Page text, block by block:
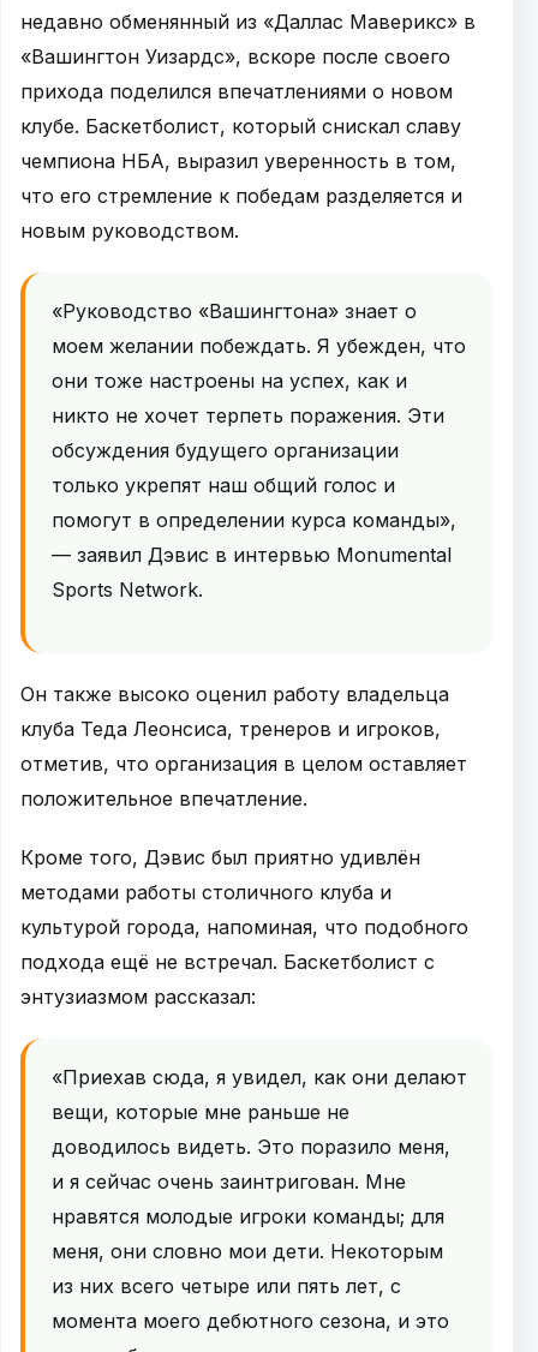
недавно обменянный из «Даллас Маверикс» в
«Вашингтон Уизардс», вскоре после своего
прихода поделился впечатлениями о новом
клубе. Баскетболист, который снискал славу
чемпиона НБА, выразил уверенность в том,
что его стремление к победам разделяется и
новым руководством.
«Руководство «Вашингтона» знает о
моем желании побеждать. Я убежден, что
они тоже настроены на успех, как и
никто не хочет терпеть поражения. Эти
обсуждения будущего организации
только укрепят наш общий голос и
помогут в определении курса команды»,
— заявил Дэвис в интервью Monumental
Sports Network.
Он также высоко оценил работу владельца
клуба Теда Леонсиса, тренеров и игроков,
отметив, что организация в целом оставляет
положительное впечатление.
Кроме того, Дэвис был приятно удивлён
методами работы столичного клуба и
культурой города, напоминая, что подобного
подхода ещё не встречал. Баскетболист с
энтузиазмом рассказал:
«Приехав сюда, я увидел, как они делают
вещи, которые мне раньше не
доводилось видеть. Это поразило меня,
и я сейчас очень заинтригован. Мне
нравятся молодые игроки команды; для
меня, они словно мои дети. Некоторым
из них всего четыре или пять лет, с
момента моего дебютного сезона, и это